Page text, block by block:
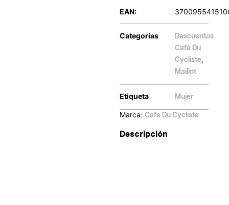
EAN:
Categorías
Descuentos
Café Du
Cycliste,
Maillot
Etiqueta Mujer
Marca: Cafe Du Cycliste
Descripción